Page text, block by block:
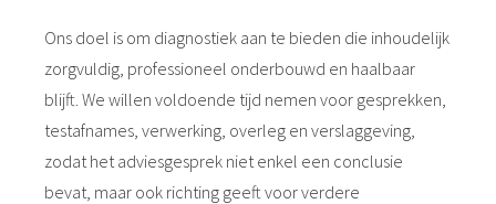
Ons doel is om diagnostiek aan te bieden die inhoudelijk
zorgvuldig, professioneel onderbouwd en haalbaar
blijft. We willen voldoende tijd nemen voor gesprekken,
testafnames, verwerking, overleg en verslaggeving,
zodat het adviesgesprek niet enkel een conclusie
bevat, maar ook richting geeft voor verdere